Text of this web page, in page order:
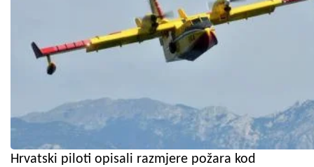
Hrvatski piloti opisali razmjere požara kod